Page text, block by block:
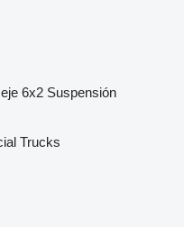
6x2 Suspensión
Trucks